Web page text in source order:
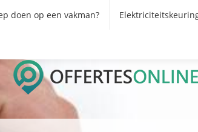
doen op een vakman?